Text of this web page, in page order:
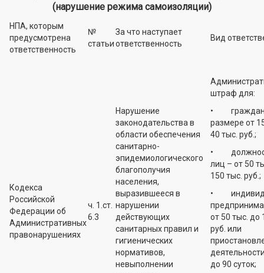
(нарушение режима самоизоляции)
НПА, которым
предусмотрена
ответственность
№
статьи
За что наступает
ответственность
Вид
Кодекса
Российской
Федерации об
Административных
правонарушениях
ч. 1.ст.
6.3
Нарушение
законодательства в
области обеспечения
санитарно-
эпидемиологического
благополучия
населения,
выразившееся в
нарушении
действующих
санитарных правил и
гигиенических
нормативов,
невыполнении
штраф для:
• граждан
размере от
40 тыс. руб.;
•
лиц – от 50
150 тыс. руб.;
•
от 50 тыс. до
руб. или
до 90 суток;